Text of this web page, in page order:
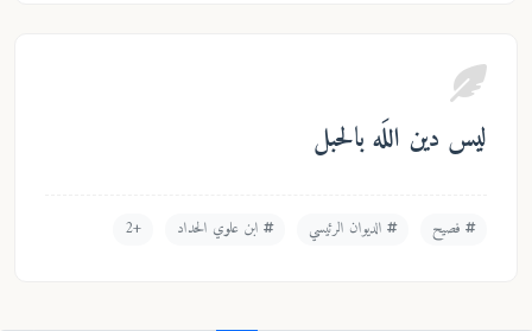
ليس دين اللَه بالحبل
فصيح الديوان الرئيسي ابن علوي الحداد +2